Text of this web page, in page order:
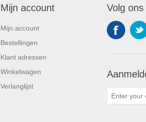
Mijn account
Mijn account
Bestellingen
Klant adressen
Winkelwagen
Verlanglijst
Volg ons